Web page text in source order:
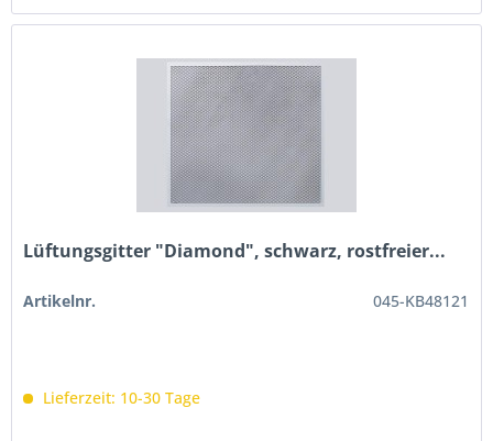
Lüftungsgitter "Diamond", schwarz, rostfreier...
Artikelnr. 045-KB48121
Lieferzeit: 10-30 Tage